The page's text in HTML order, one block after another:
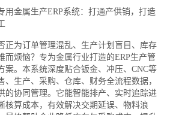
金属生产ERP系统：打通产供销，打造
为订单管理混乱、生产计划盲目、库存
而烦恼？专为金属行业打造的ERP生产管
案。本系统深度贴合钣金、冲压、CNC等
、生产、采购、仓库、财务全流程数据，
的协同管理。它能智能排产、实时追踪进
核算成本，有效解决交期延误、物料浪